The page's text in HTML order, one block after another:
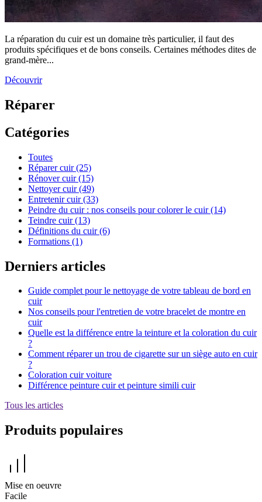
La réparation du cuir est un domaine très particulier, il faut des
produits spécifiques et de bons conseils. Certaines méthodes dites de
grand-mère...
Découvrir
Réparer
Catégories
Toutes
Réparer cuir (25)
Rénover cuir (15)
Nettoyer cuir (49)
Entretenir cuir (33)
Peindre du cuir : nos conseils pour colorer le cuir (14)
Teindre cuir (13)
Définitions du cuir (6)
Formations (1)
Derniers articles
Guide complet pour le nettoyage de votre tableau de bord en
cuir
Nos conseils pour l'entretien de votre bracelet de montre en
cuir
Quelle est la différence entre la teinture et la coloration du cuir
?
Comment réparer un trou de cigarette sur un siège auto en cuir
?
Coloration cuir voiture
Différence peinture cuir et peinture simili cuir
Tous les articles
Produits populaires
Mise en oeuvre
Facile